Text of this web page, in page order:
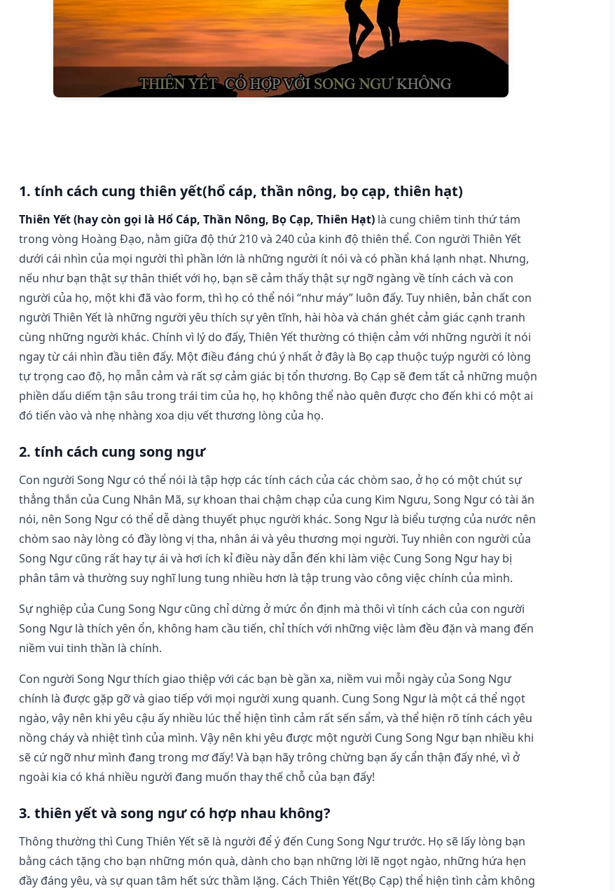
1. tính cách cung thiên yết(hổ cáp, thần nông, bọ cạp, thiên hạt)
Thiên Yết (hay còn gọi là Hổ Cáp, Thần Nông, Bọ Cạp, Thiên Hạt) là cung chiêm tinh thứ tám
trong vòng Hoàng Đạo, nằm giữa độ thứ 210 và 240 của kinh độ thiên thể. Con người Thiên Yết
dưới cái nhìn của mọi người thì phần lớn là những người ít nói và có phần khá lạnh nhạt. Nhưng,
nếu như bạn thật sự thân thiết với họ, bạn sẽ cảm thấy thật sự ngỡ ngàng về tính cách và con
người của họ, một khi đã vào form, thì họ có thể nói “như máy” luôn đấy. Tuy nhiên, bản chất con
người Thiên Yết là những người yêu thích sự yên tĩnh, hài hòa và chán ghét cảm giác cạnh tranh
cùng những người khác. Chính vì lý do đấy, Thiên Yết thường có thiện cảm với những người ít nói
ngay từ cái nhìn đầu tiên đấy. Một điều đáng chú ý nhất ở đây là Bọ cạp thuộc tuýp người có lòng
tự trọng cao độ, họ mẫn cảm và rất sợ cảm giác bị tổn thương. Bọ Cạp sẽ đem tất cả những muộn
phiền dấu diếm tận sâu trong trái tim của họ, họ không thể nào quên được cho đến khi có một ai
đó tiến vào và nhẹ nhàng xoa dịu vết thương lòng của họ.
2. tính cách cung song ngư
Con người Song Ngư có thể nói là tập hợp các tính cách của các chòm sao, ở họ có một chút sự
thẳng thắn của Cung Nhân Mã, sự khoan thai chậm chạp của cung Kim Ngưu, Song Ngư có tài ăn
nói, nên Song Ngư có thể dễ dàng thuyết phục người khác. Song Ngư là biểu tượng của nước nên
chòm sao này lòng có đầy lòng vị tha, nhân ái và yêu thương mọi người. Tuy nhiên con người của
Song Ngư cũng rất hay tự ái và hơi ích kỉ điều này dẫn đến khi làm việc Cung Song Ngư hay bị
phân tâm và thường suy nghĩ lung tung nhiều hơn là tập trung vào công việc chính của mình.
Sự nghiệp của Cung Song Ngư cũng chỉ dừng ở mức ổn định mà thôi vì tính cách của con người
Song Ngư là thích yên ổn, không ham cầu tiến, chỉ thích với những việc làm đều đặn và mang đến
niềm vui tinh thần là chính.
Con người Song Ngư thích giao thiệp với các bạn bè gần xa, niềm vui mỗi ngày của Song Ngư
chính là được gặp gỡ và giao tiếp với mọi người xung quanh. Cung Song Ngư là một cá thể ngọt
ngào, vậy nên khi yêu cậu ấy nhiều lúc thể hiện tình cảm rất sến sẩm, và thể hiện rõ tính cách yêu
nồng cháy và nhiệt tình của mình. Vậy nên khi yêu được một người Cung Song Ngư bạn nhiều khi
sẽ cứ ngỡ như mình đang trong mơ đấy! Và bạn hãy trông chừng bạn ấy cẩn thận đấy nhé, vì ở
ngoài kia có khá nhiều người đang muốn thay thế chỗ của bạn đấy!
3. thiên yết và song ngư có hợp nhau không?
Thông thường thì Cung Thiên Yết sẽ là người để ý đến Cung Song Ngư trước. Họ sẽ lấy lòng bạn
bằng cách tặng cho bạn những món quà, dành cho bạn những lời lẽ ngọt ngào, những hứa hẹn
đầy đáng yêu, và sự quan tâm hết sức thầm lặng. Cách Thiên Yết(Bọ Cạp) thể hiện tình cảm không